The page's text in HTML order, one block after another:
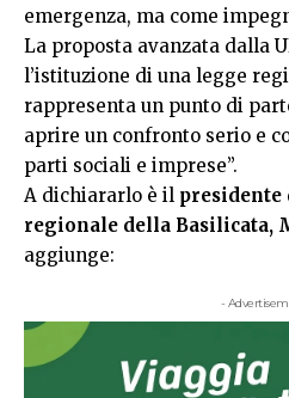
emergenza, ma come
La proposta avanzata dalla
l’istituzione di una legge
rappresenta un punto di
aprire un confronto serio e
parti sociali e imprese”.
A dichiararlo è il presidente
regionale della Basilicata,
aggiunge:
-